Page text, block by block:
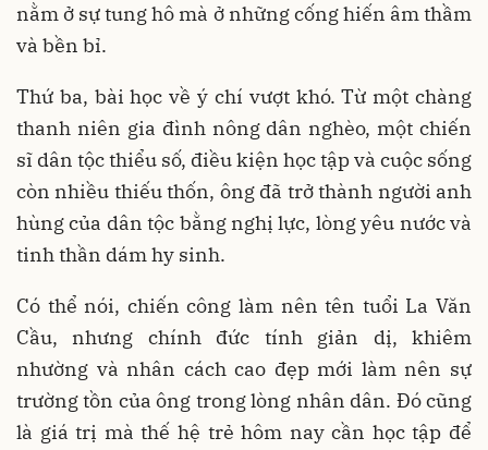
nằm ở sự tung hô mà ở những cống hiến âm thầm
và bền bỉ.
Thứ ba, bài học về ý chí vượt khó. Từ một chàng
thanh niên gia đình nông dân nghèo, một chiến
sĩ dân tộc thiểu số, điều kiện học tập và cuộc sống
còn nhiều thiếu thốn, ông đã trở thành người anh
hùng của dân tộc bằng nghị lực, lòng yêu nước và
tinh thần dám hy sinh.
Có thể nói, chiến công làm nên tên tuổi La Văn
Cầu, nhưng chính đức tính giản dị, khiêm
nhường và nhân cách cao đẹp mới làm nên sự
trường tồn của ông trong lòng nhân dân. Đó cũng
là giá trị mà thế hệ trẻ hôm nay cần học tập để